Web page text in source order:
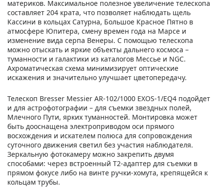
материков. Максимальное полезное увеличение телескопа
составляет 204 крата, что позволяет наблюдать щель
Кассини в кольцах Сатурна, Большое Красное Пятно в
атмосфере Юпитера, смену времен года на Марсе и
изменение вида серпа Венеры. С помощью телескопа
можно отыскать и яркие объекты дальнего космоса –
туманности и галактики из каталогов Мессье и NGC.
Ахроматическая схема минимизирует оптические
искажения и значительно улучшает цветопередачу.
Телескоп Bresser Messier AR-102/1000 EXOS-1/EQ4 подойдет
и для астрофотографии – для съемки звездных полей,
Млечного Пути, ярких туманностей. Монтировка может
быть дооснащена электроприводом оси прямого
восхождения и искателем полюса для сопровождения
суточного движения светил без участия наблюдателя.
Зеркальную фотокамеру можно закрепить двумя
способами: через встроенный T2-адаптер для съемки в
прямом фокусе либо на винте ручки-хомута, крепящейся к
кольцам трубы.